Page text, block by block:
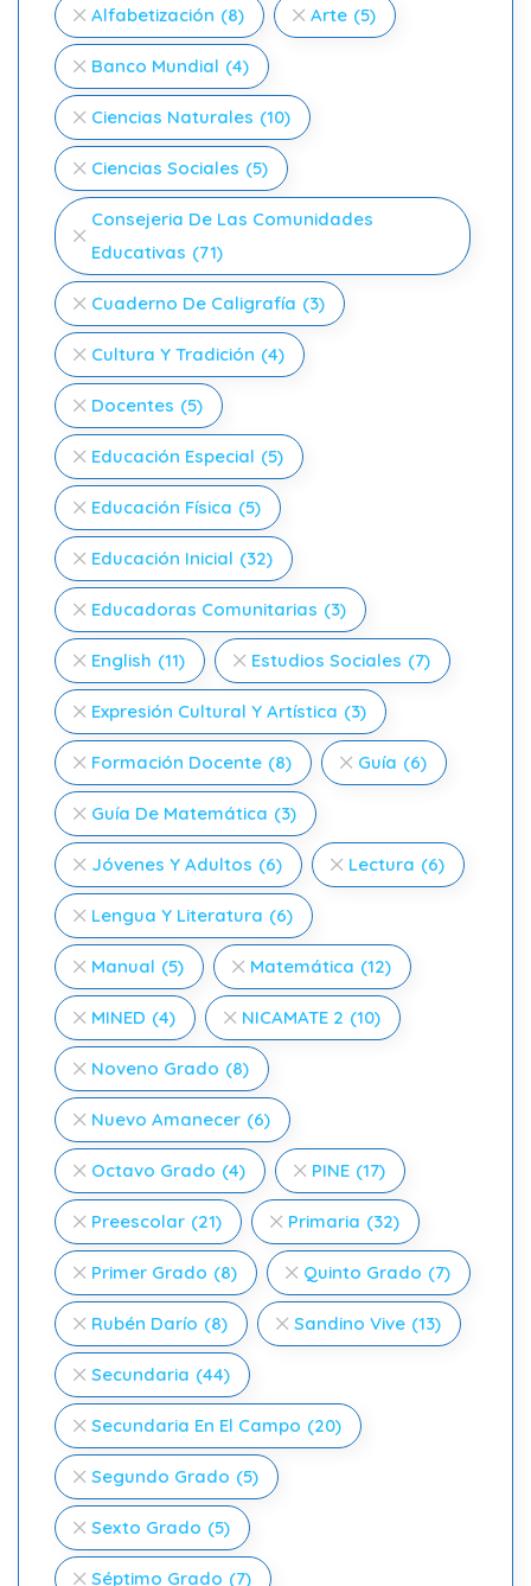
Alfabetización (8) Arte (5)
Banco Mundial (4)
Ciencias Naturales (10)
Ciencias Sociales (5)
Consejeria De Las Comunidades
Educativas (71)
Cuaderno De Caligrafía (3)
Cultura Y Tradición (4)
Docentes (5)
Educación Especial (5)
Educación Física (5)
Educación Inicial (32)
Educadoras Comunitarias (3)
English (11) Estudios Sociales (7)
Expresión Cultural Y Artística (3)
Formación Docente (8) Guía (6)
Guía De Matemática (3)
Jóvenes Y Adultos (6) Lectura (6)
Lengua Y Literatura (6)
Manual (5) Matemática (12)
MINED (4) NICAMATE 2 (10)
Noveno Grado (8)
Nuevo Amanecer (6)
Octavo Grado (4) PINE (17)
Preescolar (21) Primaria (32)
Primer Grado (8) Quinto Grado (7)
Rubén Darío (8) Sandino Vive (13)
Secundaria (44)
Secundaria En El Campo (20)
Segundo Grado (5)
Sexto Grado (5)
Séptimo Grado (7)